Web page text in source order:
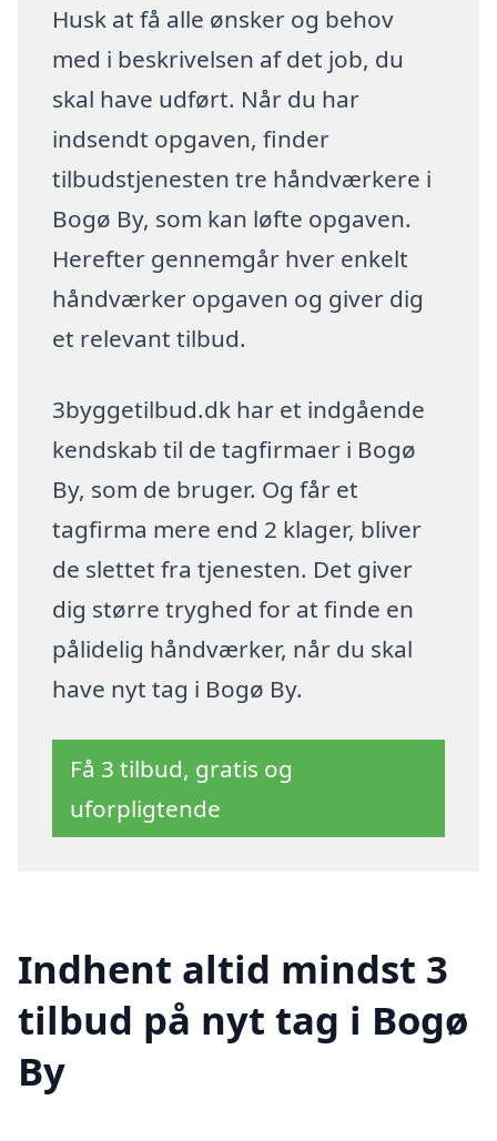
Husk at få alle ønsker og behov
med i beskrivelsen af det job, du
skal have udført. Når du har
indsendt opgaven, finder
tilbudstjenesten tre håndværkere i
Bogø By, som kan løfte opgaven.
Herefter gennemgår hver enkelt
håndværker opgaven og giver dig
et relevant tilbud.
3byggetilbud.dk har et indgående
kendskab til de tagfirmaer i Bogø
By, som de bruger. Og får et
tagfirma mere end 2 klager, bliver
de slettet fra tjenesten. Det giver
dig større tryghed for at finde en
pålidelig håndværker, når du skal
have nyt tag i Bogø By.
Få 3 tilbud, gratis og
uforpligtende
Indhent altid mindst 3
tilbud på nyt tag i Bogø
By